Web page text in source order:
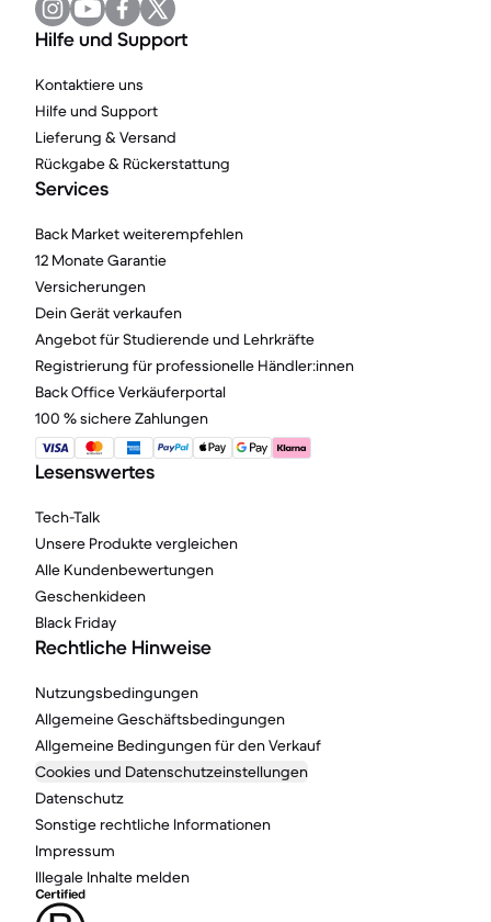
Hilfe und Support
Kontaktiere uns
Hilfe und Support
Lieferung & Versand
Rückgabe & Rückerstattung
Services
Back Market weiterempfehlen
12 Monate Garantie
Versicherungen
Dein Gerät verkaufen
Angebot für Studierende und Lehrkräfte
Registrierung für professionelle Händler:innen
Back Office Verkäuferportal
100 % sichere Zahlungen
Lesenswertes
Tech-Talk
Unsere Produkte vergleichen
Alle Kundenbewertungen
Geschenkideen
Black Friday
Rechtliche Hinweise
Nutzungsbedingungen
Allgemeine Geschäftsbedingungen
Allgemeine Bedingungen für den Verkauf
Cookies und Datenschutzeinstellungen
Datenschutz
Sonstige rechtliche Informationen
Impressum
Illegale Inhalte melden